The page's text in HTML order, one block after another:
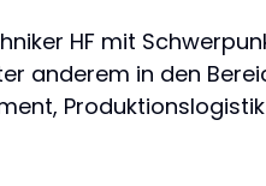
HF mit
anderem in den